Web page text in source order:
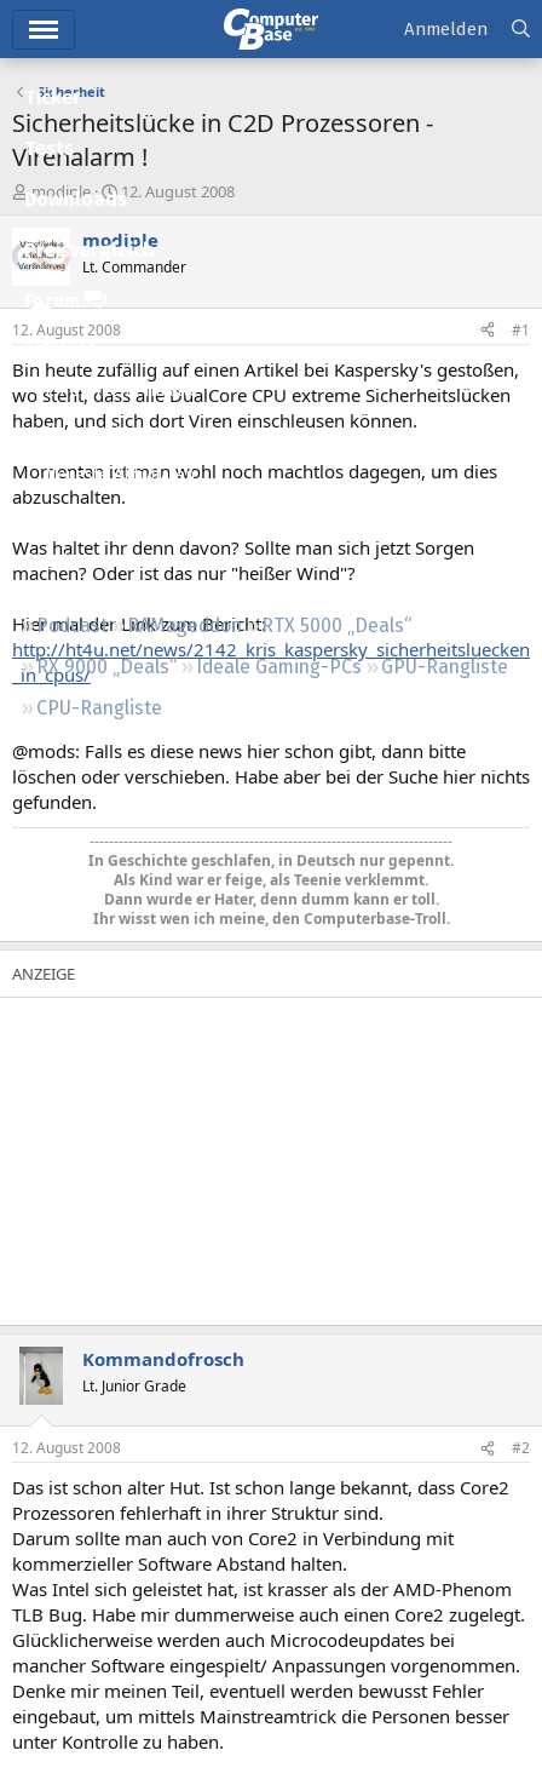
Ticker
Tests
Downloads
Preisvergleich
Forum
Aktuelles
Empfohlene Inhalte
Neue Beiträge
Neueste Aktivitäten
Regeln
Podcast RAMageddon
RTX 5000 „Deals“
RX 9000 „Deals“
Ideale Gaming-PCs
GPU-Rangliste
CPU-Rangliste
Anmelden
Sicherheit
Sicherheitslücke in C2D Prozessoren -
Virenalarm !
E
r
t
e
e
r
modiple
E
r
s
e
t
a
12. August 2008
modiple
Lt. Commander
12. August 2008 #1
Bin heute zufällig auf einen Artikel bei Kaspersky's gestoßen,
wo steht, dass alle DualCore CPU extreme Sicherheitslücken
haben, und sich dort Viren einschleusen können.
Momentan ist man wohl noch machtlos dagegen, um dies
abzuschalten.
Was haltet ihr denn davon? Sollte man sich jetzt Sorgen
machen? Oder ist das nur "heißer Wind"?
Hier mal der Link zum Bericht:
http://ht4u.net/news/2142_kris_kaspersky_sicherheitsluecken
_in_cpus/
@mods: Falls es diese news hier schon gibt, dann bitte
löschen oder verschieben. Habe aber bei der Suche hier nichts
gefunden.
---------------------------------------------------------------------------
In Geschichte geschlafen, in Deutsch nur gepennt.
Als Kind war er feige, als Teenie verklemmt.
Dann wurde er Hater, denn dumm kann er toll.
Ihr wisst wen ich meine, den Computerbase-Troll.
Kommandofrosch
Lt. Junior Grade
12. August 2008 #2
Das ist schon alter Hut. Ist schon lange bekannt, dass Core2
Prozessoren fehlerhaft in ihrer Struktur sind.
Darum sollte man auch von Core2 in Verbindung mit
kommerzieller Software Abstand halten.
Was Intel sich geleistet hat, ist krasser als der AMD-Phenom
TLB Bug. Habe mir dummerweise auch einen Core2 zugelegt.
Glücklicherweise werden auch Microcodeupdates bei
mancher Software eingespielt/ Anpassungen vorgenommen.
Denke mir meinen Teil, eventuell werden bewusst Fehler
eingebaut, um mittels Mainstreamtrick die Personen besser
unter Kontrolle zu haben.